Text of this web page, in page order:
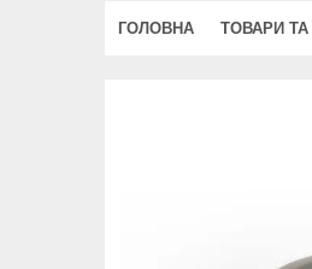
ГОЛОВНА ТОВАРИ ТА